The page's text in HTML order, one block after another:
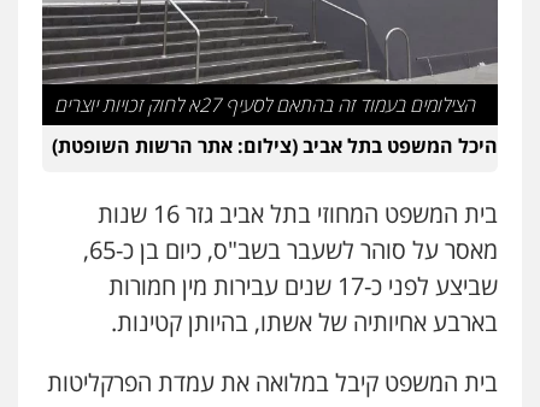
עו"ד אביגדור פלדמן
פלילי אסירים צווארון לבן זכויות אדם אזרחי
0505345826
עו"ד יאיר בן סימון
0505719060
פלילי כלכלי
0505555110
הצילומים בעמוד זה בהתאם לסעיף 27א לחוק זכויות יוצרים
היכל המשפט בתל אביב (צילום: אתר הרשות השופטת)
בית המשפט המחוזי בתל אביב גזר 16 שנות
מאסר על סוהר לשעבר בשב"ס, כיום בן כ-65,
שביצע לפני כ-17 שנים עבירות מין חמורות
בארבע אחיותיה של אשתו, בהיותן קטינות.
בית המשפט קיבל במלואה את עמדת הפרקליטות